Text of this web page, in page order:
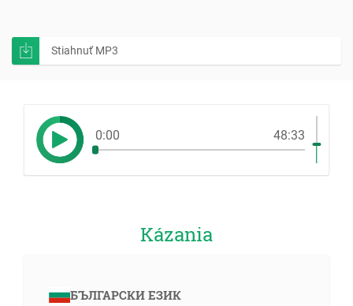
Stiahnuť MP3
0:00 48:33
Kázania
БЪЛГАРСКИ ЕЗИК